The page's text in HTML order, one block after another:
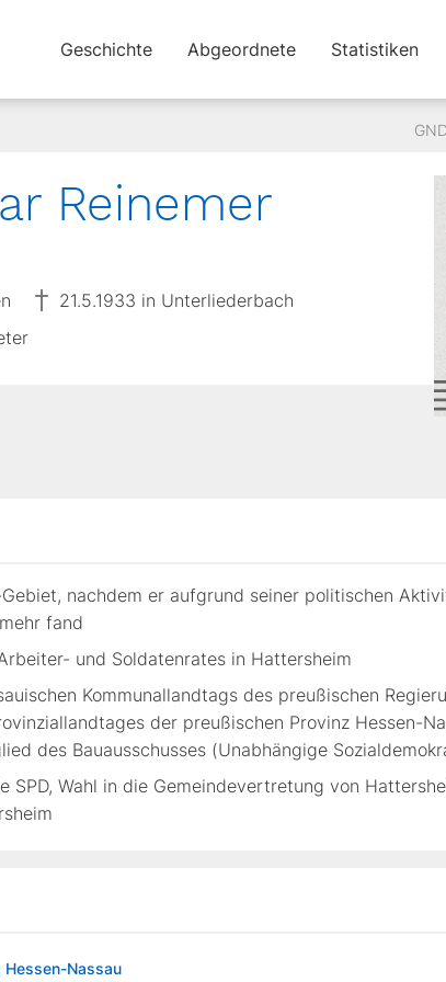
Geschichte Abgeordnete Statistiken
Reinemer
21.5.1933 in Unterliederbach
nachdem er aufgrund seiner politischen
fand
und Soldatenrates in Hattersheim
Kommunallandtags des preußischen
der preußischen Provinz Hessen-
des Bauausschusses (Unabhängige
SPD, Wahl in die Gemeindevertretung von
Hessen-Nassau